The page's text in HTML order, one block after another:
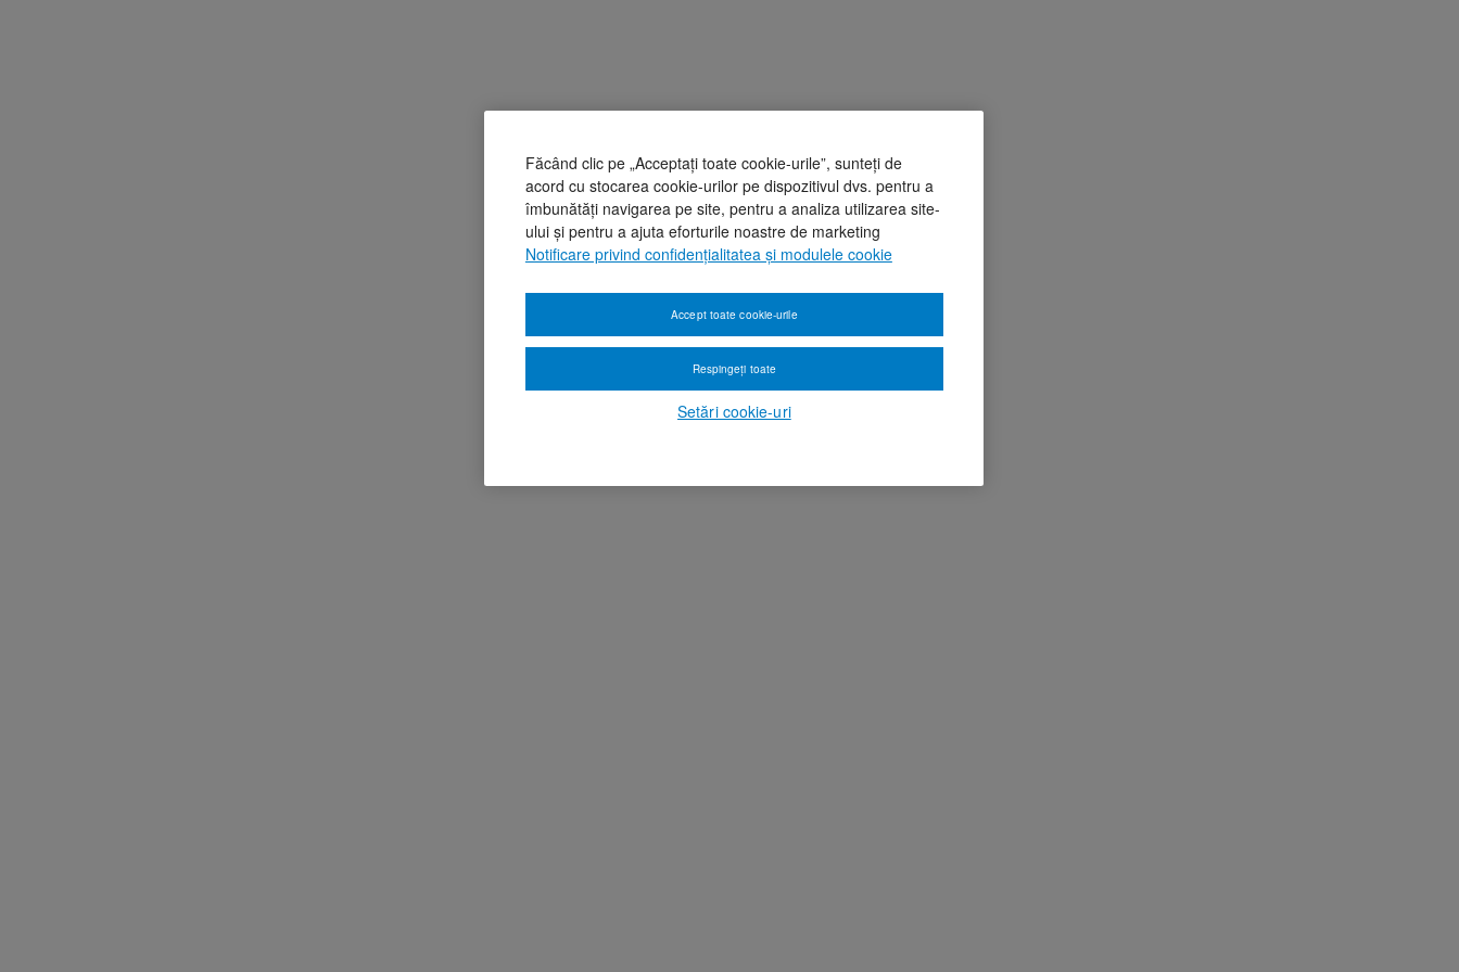
Făcând clic pe „Acceptați toate cookie-urile”, sunteți de
acord cu stocarea cookie-urilor pe dispozitivul dvs. pentru a
îmbunătăți navigarea pe site, pentru a analiza utilizarea site-
ului și pentru a ajuta eforturile noastre de marketing
Notificare privind confidențialitatea și modulele cookie
Setări cookie-uri
Respingeți toate
Accept toate cookie-urile